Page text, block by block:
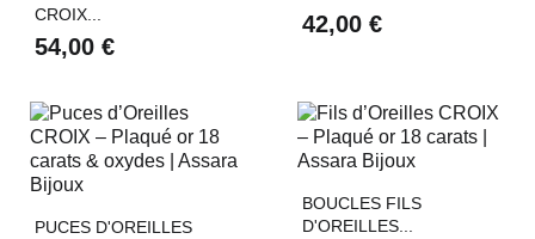
CROIX...
54,00 €
42,00 €
PUCES D'OREILLES
BOUCLES FILS
D'OREILLES...